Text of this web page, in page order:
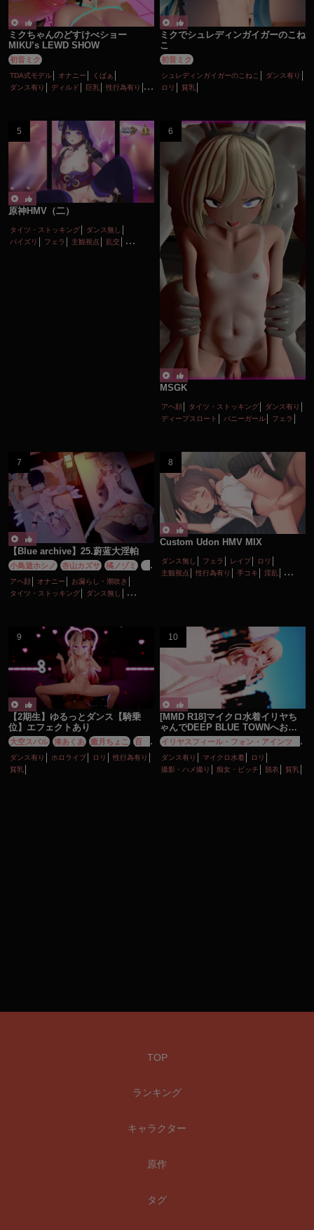
ミクちゃんのどすけべショー
MIKU’s LEWD SHOW
初音ミク
TDA式モデル オナニー
くぱぁ
ダンス有り
ディルド 巨乳
性行為有り
ミクでシュレディンガイガーのこね
こ
初音ミク
シュレディンガイガーのこねこ
ダンス有り
ロリ
貧乳
原神HMV（二）
タイツ・ストッキング
ダンス無し
パイズリ
フェラ 主観視点
乱交
MSGK
アヘ顔 タイツ・ストッキング
ダンス有り
ディープスロート
バニーガール
フェラ
【Blue archive】25.蔚蓝大淫帕
小鳥遊ホシノ 杏山カズサ 橘ノゾミ
ヒカリ
百合園セイア 空崎ヒナ
聖園ミ
アヘ顔 オナニー
お漏らし・潮吹き
タイツ・ストッキング
ダンス無し
調教・開発
貧乳
Custom Udon HMV MIX
ダンス無し フェラ レイプ
ロリ
主観視点
性行為有り 手コキ
淫乱
【2期生】ゆるっとダンス【騎乗
位】エフェクトあり
大空スバル 湊あくあ 癒月ちょこ
百鬼
あやめ
紫咲シオン
ダンス有り ホロライブ ロリ
性行為有り
貧乳
[MMD R18]マイクロ水着イリヤち
ゃんでDEEP BLUE TOWNへおい
でよ[Fate]
イリヤスフィール・フォン・アインツベ
ルン
ダンス有り マイクロ水着
ロリ
撮影・ハメ撮り
痴女・ビッチ 脱衣 貧乳
TOP
ランキング
キャラクター
原作
タグ